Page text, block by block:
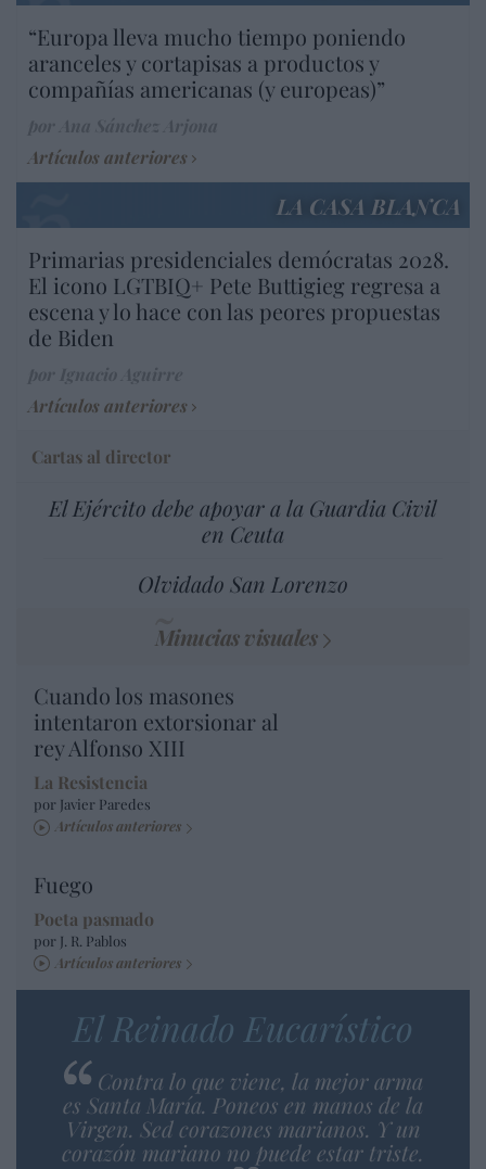
“Europa lleva mucho tiempo poniendo
aranceles y cortapisas a productos y
compañías americanas (y europeas)”
Artículos anteriores
LA CASA BLANCA
Primarias presidenciales demócratas 2028.
El icono LGTBIQ+ Pete Buttigieg regresa a
escena y lo hace con las peores propuestas
de Biden
Artículos anteriores
Cartas al director
El Ejército debe apoyar a la Guardia Civil
en Ceuta
Olvidado San Lorenzo
Minucias visuales
Cuando los masones
intentaron extorsionar al
rey Alfonso XIII
La Resistencia
por Javier Paredes
Artículos anteriores
Fuego
Poeta pasmado
por J. R. Pablos
Artículos anteriores
El Reinado Eucarístico
Contra lo que viene, la mejor arma
es Santa María. Poneos en manos de la
Virgen. Sed corazones marianos. Y un
corazón mariano no puede estar triste.